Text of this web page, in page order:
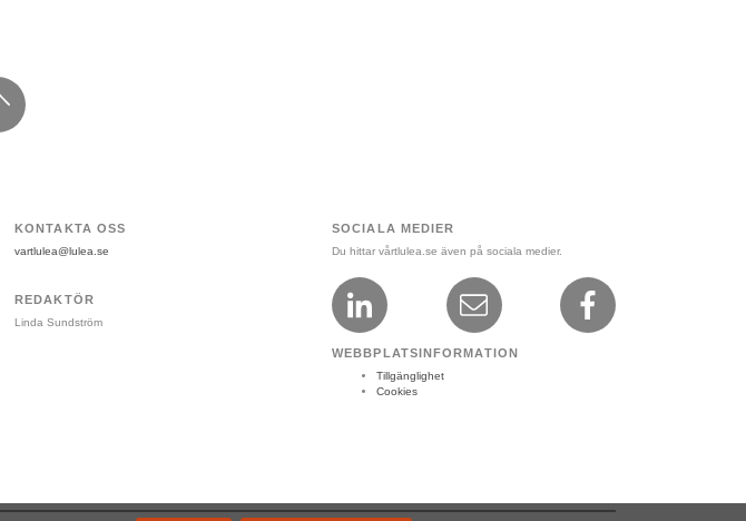
KONTAKTA OSS
vartlulea@lulea.se
REDAKTÖR
Linda Sundström
SOCIALA MEDIER
Du hittar vårtlulea.se även på sociala medier.
WEBBPLATSINFORMATION
Tillgänglighet
Cookies